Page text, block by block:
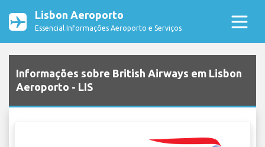
Lisbon Aeroporto
Essencial Informações Aeroporto e Serviços
Informações sobre British Airways em Lisbon
Aeroporto - LIS